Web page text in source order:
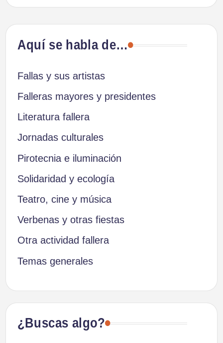
Aquí se habla de…
Fallas y sus artistas
Falleras mayores y presidentes
Literatura fallera
Jornadas culturales
Pirotecnia e iluminación
Solidaridad y ecología
Teatro, cine y música
Verbenas y otras fiestas
Otra actividad fallera
Temas generales
¿Buscas algo?